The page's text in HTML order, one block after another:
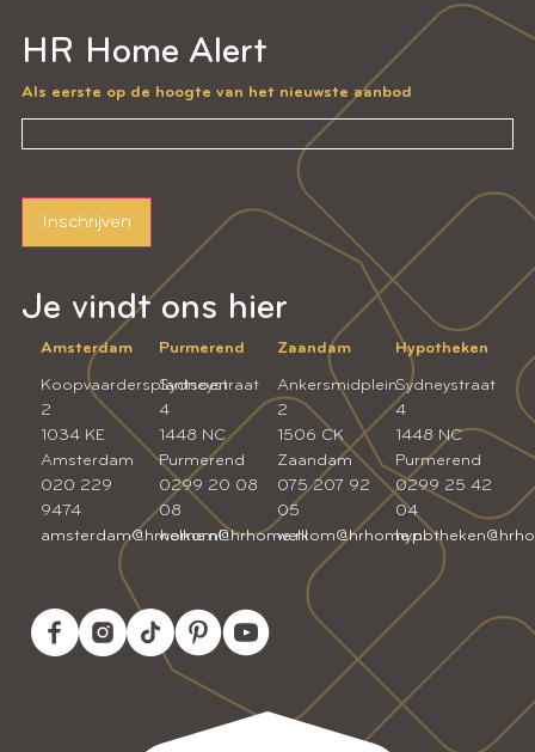
Je vindt ons hier
Amsterdam
Koopvaardersplantsoen
2
1034 KE
Amsterdam
020 229
9474
amsterdam@hrhome.nl
Purmerend
Sydneystraat
4
1448 NC
Purmerend
0299 20 08
08
welkom@hrhome.nl
Zaandam
Ankersmidplein
2
1506 CK
Zaandam
075 207 92
05
welkom@hrhome.nl
Hypotheken
Sydneystraat
4
1448 NC
Purmerend
0299 25 42
04
HR Home Alert
Als eerste op de hoogte van het nieuwste aanbod
Inschrijven